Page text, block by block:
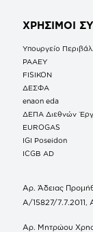
ΧΡΗΣΙΜΟΙ
Υπουργείο
ΡΑΑΕΥ
FISIKON
ΔΕΣΦΑ
enaon eda
ΔΕΠΑ Διεθνών
EUROGAS
IGI Poseidon
ICGB AD
Αρ. Άδειας
Α/15827/
Αρ. Μητρώου